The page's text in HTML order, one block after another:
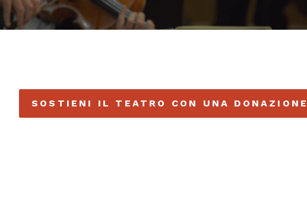
SOSTIENI IL TEATRO CON UNA DONAZIONE